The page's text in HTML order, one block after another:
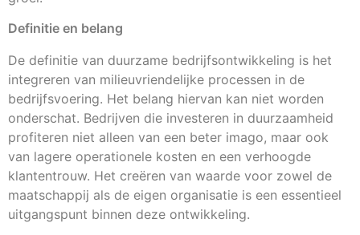
Definitie en belang
De definitie van duurzame bedrijfsontwikkeling is het
integreren van milieuvriendelijke processen in de
bedrijfsvoering. Het belang hiervan kan niet worden
onderschat. Bedrijven die investeren in duurzaamheid
profiteren niet alleen van een beter imago, maar ook
van lagere operationele kosten en een verhoogde
klantentrouw. Het creëren van waarde voor zowel de
maatschappij als de eigen organisatie is een essentieel
uitgangspunt binnen deze ontwikkeling.